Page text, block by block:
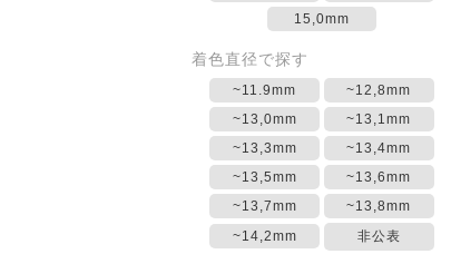
15,0mm
着色直径で探す
~11.9mm
~12,8mm
~13,0mm
~13,1mm
~13,3mm
~13,4mm
~13,5mm
~13,6mm
~13,7mm
~13,8mm
~14,2mm
非公表